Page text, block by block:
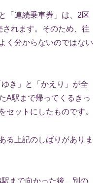
「連続乗車券」は、2区
れます。そのため、往
く分からないのではない
き」と「かえり」が全
A駅まで帰ってくるきっ
セットにしたものです。
る上記のしばりがありま
まで向かった後、別の